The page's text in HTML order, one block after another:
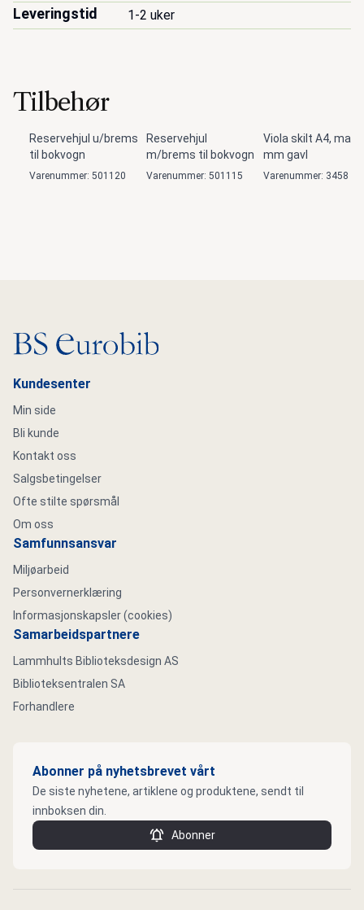
Leveringstid 1-2 uker
Tilbehør
Reservehjul u/brems
til bokvogn
Varenummer: 501120
Reservehjul
m/brems til bokvogn
Varenummer: 501115
Viola skilt A4, max
mm gavl
Varenummer: 3458
Gå til hovedsiden
Kundesenter
Min side
Bli kunde
Kontakt oss
Salgsbetingelser
Ofte stilte spørsmål
Om oss
Samfunnsansvar
Miljøarbeid
Personvernerklæring
Informasjonskapsler (cookies)
Samarbeidspartnere
Lammhults Biblioteksdesign AS
Biblioteksentralen SA
Forhandlere
Abonner på nyhetsbrevet vårt
De siste nyhetene, artiklene og produktene, sendt til
innboksen din.
Abonner